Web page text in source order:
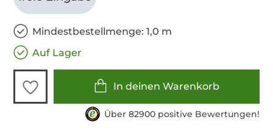
Mindestbestellmenge: 1,0 m
Auf Lager
In deinen Warenkorb
Über 82900 positive Bewertungen!